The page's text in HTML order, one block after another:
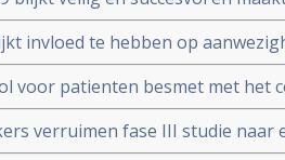
aan Chinese studie
invloed te hebben op
uit studie van Erasmus MC
voor patienten besmet met het
hoge dosis
succesvolle aanpak
verruimen fase III studie
met opnemen van patienten